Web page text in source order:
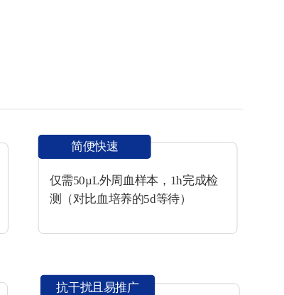
简便快速
仅需50µL外周血样本，1h完成检
测（对比血培养的5d等待）
抗干扰且易推广